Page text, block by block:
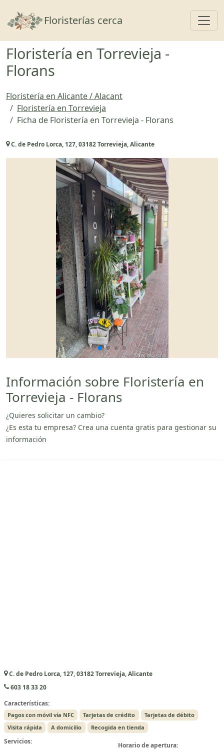
Floristerías cerca
Floristería en Torrevieja -
Florans
Floristería en Alicante / Alacant
Floristería en Torrevieja
Ficha de Floristería en Torrevieja - Florans
C. de Pedro Lorca, 127, 03182 Torrevieja, Alicante
Información sobre Floristería en
Torrevieja - Florans
¿Quieres solicitar un cambio?
¿Es esta tu empresa? Crea una cuenta gratis para gestionar su
información
C. de Pedro Lorca, 127, 03182 Torrevieja, Alicante
603 18 33 20
Características:
Pagos con móvil vía NFC Tarjetas de crédito
Tarjetas de débito
Visita rápida
A domicilio Recogida en tienda
Servicios:
Horario de apertura: